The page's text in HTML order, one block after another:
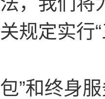
关规定实行
包”和终身服